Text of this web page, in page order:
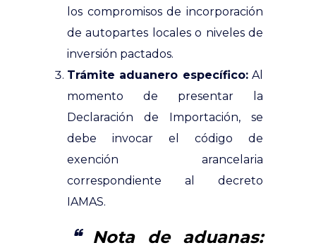
los compromisos de incorporación
de autopartes locales o niveles de
inversión pactados.
Trámite aduanero específico:Al
momento de presentar la
Declaración de Importación, se
debe invocar el código de
exención arancelaria
correspondiente al decreto
IAMAS.
Nota de aduanas: